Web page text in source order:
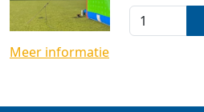
Meer informatie